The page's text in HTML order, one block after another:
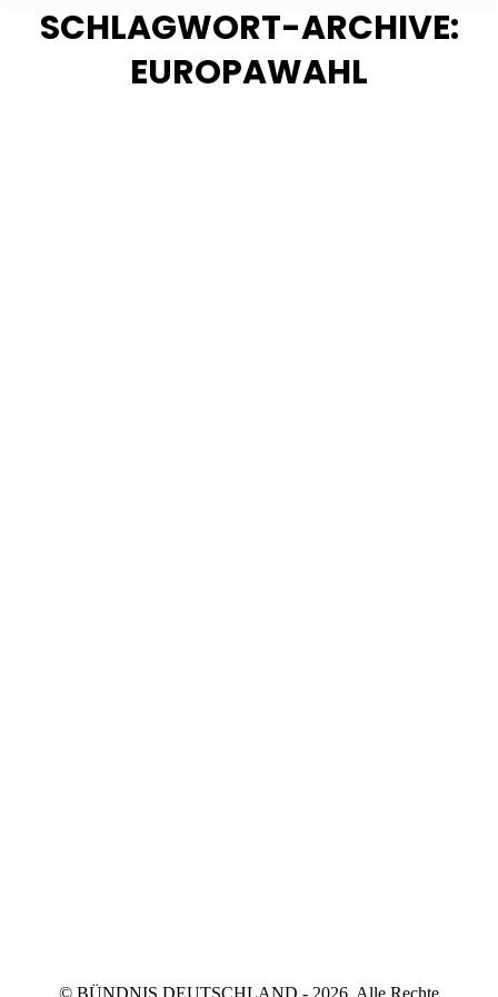
SCHLAGWORT-ARCHIVE:
EUROPAWAHL
© BÜNDNIS DEUTSCHLAND - 2026. Alle Rechte